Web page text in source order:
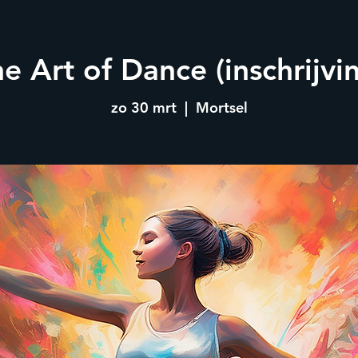
Art of Dance
zo 30 mrt
  |
Mortsel